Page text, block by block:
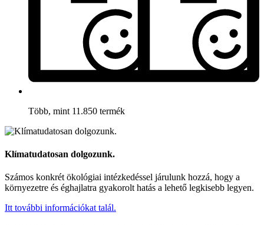
Több, mint 11.850 termék
Klímatudatosan dolgozunk.
Számos konkrét ökológiai intézkedéssel járulunk hozzá, hogy a
környezetre és éghajlatra gyakorolt hatás a lehető legkisebb legyen.
Itt további információkat talál.